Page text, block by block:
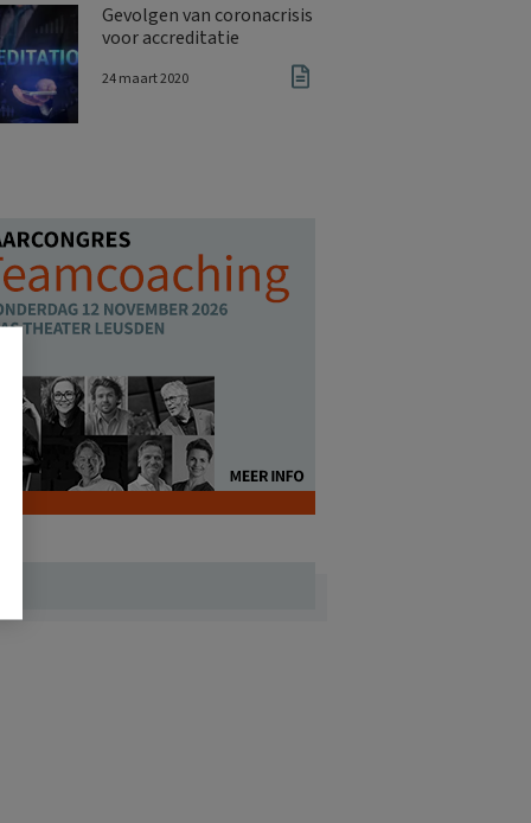
Gevolgen van coronacrisis
voor accreditatie
24 maart 2020